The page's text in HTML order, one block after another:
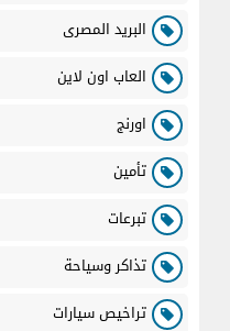
البريد المصرى
العاب اون لاين
اورنج
تأمين
تبرعات
تذاكر وسياحة
تراخيص سيارات